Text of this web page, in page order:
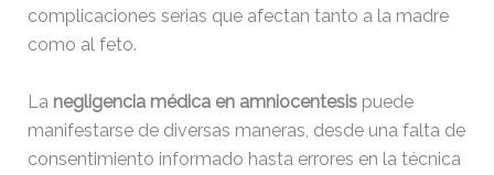
complicaciones serias que afectan tanto a la madre
como al feto.
La negligencia médica en amniocentesispuede
manifestarse de diversas maneras, desde una falta de
consentimiento informado hasta errores en la técnica